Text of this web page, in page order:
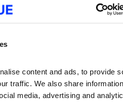
content and ads, to provide
traffic. We also share
media, advertising and
o que o
para uma
sua